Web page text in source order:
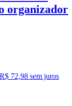
organizador
R$ 72,98 sem juros